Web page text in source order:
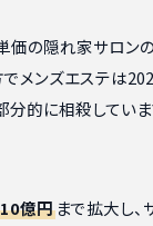
価の隠れ家サロン
でメンズエステは
的に相殺していま
億円まで拡大し、